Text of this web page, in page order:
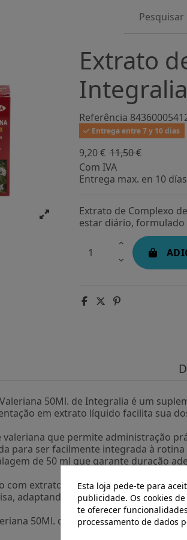
Extrato
Integralia
Referência
Entrega entre 7 y 10 dias
9,20 € 11,50 €
Com IVA
Entrega max. en 10 días
Extrato de Complexo
estar diário,
50Ml. de Integralia é um
em extrato líquido facilita sua
que permite administração
para ser facilmente integrada à
de 50 ml que garante duração
com extratos naturais de valeriana,
adaptando-se às diferentes
50Ml. da Integralia oferece uma
Esta loja pede-te para
publicidade. Os cookies
te oferecer
processamento de dados